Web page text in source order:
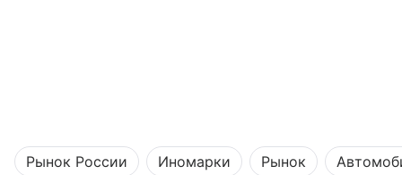
Рынок России Иномарки Рынок